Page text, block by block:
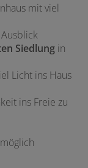
mit viel
Siedlung in
Licht ins Haus
ins Freie zu
möglich